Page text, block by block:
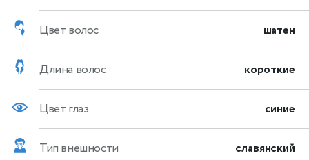
Цвет волос шатен
Длина волос короткие
Цвет глаз синие
Тип внешности славянский